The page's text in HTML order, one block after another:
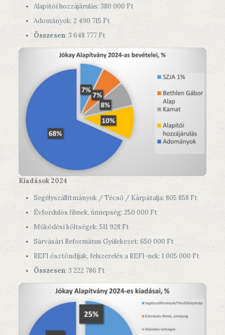
Alapítói hozzájárulás: 380 000 Ft
Adományok: 2 490 715 Ft
Összesen: 3 648 777 Ft
Kiadások 2024
Segélyszállítmányok / Técső / Kárpátalja: 805 858 Ft
Évfordulós filmek, ünnepség: 250 000 Ft
Működési költségek: 511 928 Ft
Sárvásári Református Gyülekezet: 650 000 Ft
REFI ösztöndíjak, felszerelés a REFI-nek: 1 005 000 Ft
Összesen: 3 222 786 Ft